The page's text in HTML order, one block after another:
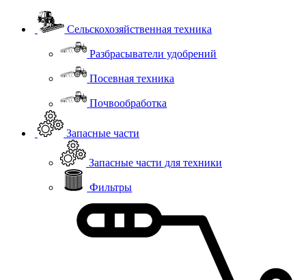
Сельскохозяйственная техника
Разбрасыватели удобрений
Посевная техника
Почвообработка
Запасные части
Запасные части для техники
Фильтры